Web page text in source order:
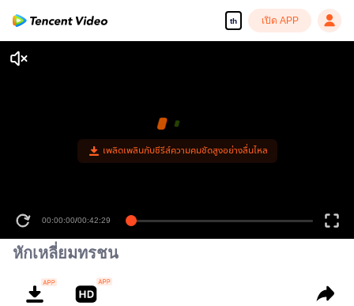
th เปิด APP
เพลิดเพลินกับซีรีส์ความคมชัดสูงอย่างลื่นไหล
00:00:00/00:42:29
หักเหลี่ยมทรชน